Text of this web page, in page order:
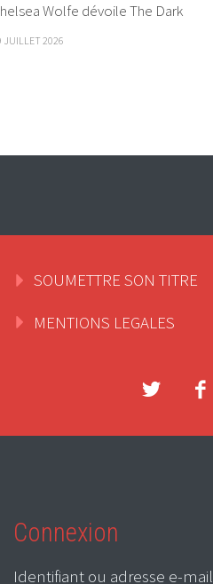
Wolfe dévoile The Dark
JUILLET 2026
SOUMETTRE SON TITRE
MENTIONS LEGALES
Connexion
Identifiant ou adresse e-mail